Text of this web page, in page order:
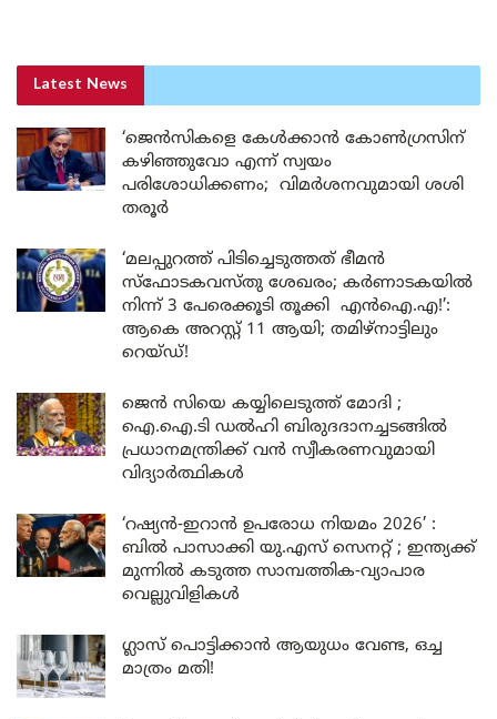
Latest News
‘ജെൻസികളെ കേൾക്കാൻ കോൺഗ്രസിന്
കഴിഞ്ഞുവോ എന്ന് സ്വയം
പരിശോധിക്കണം; വിമർശനവുമായി ശശി
തരൂർ
‘മലപ്പുറത്ത് പിടിച്ചെടുത്തത് ഭീമൻ
സ്ഫോടകവസ്തു ശേഖരം; കർണാടകയിൽ
നിന്ന് 3 പേരെക്കൂടി തൂക്കി എൻഐ.എ!’:
ആകെ അറസ്റ്റ് 11 ആയി; തമിഴ്‌നാട്ടിലും
റെയ്ഡ്!
ജെൻ സിയെ കയ്യിലെടുത്ത് മോദി ;
ഐ.ഐ.ടി ഡൽഹി ബിരുദദാനച്ചടങ്ങിൽ
പ്രധാനമന്ത്രിക്ക് വൻ സ്വീകരണവുമായി
വിദ്യാർത്ഥികൾ
‘റഷ്യൻ-ഇറാൻ ഉപരോധ നിയമം 2026’ :
ബിൽ പാസാക്കി യു.എസ് സെനറ്റ് ; ഇന്ത്യക്ക്
മുന്നിൽ കടുത്ത സാമ്പത്തിക-വ്യാപാര
വെല്ലുവിളികൾ
ഗ്ലാസ് പൊട്ടിക്കാൻ ആയുധം വേണ്ട, ഒച്ച
മാത്രം മതി!